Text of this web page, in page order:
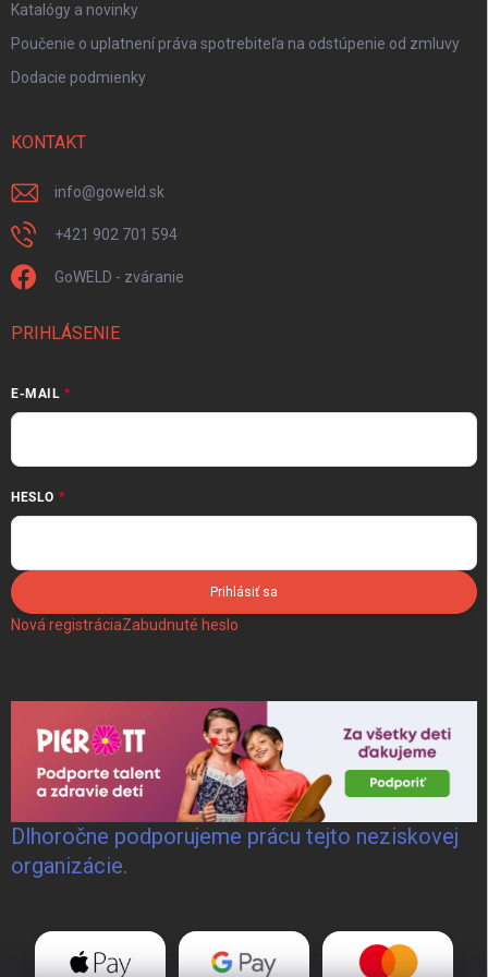
Katalógy a novinky
Poučenie o uplatnení práva spotrebiteľa na odstúpenie od zmluvy
Dodacie podmienky
KONTAKT
info@goweld.sk
+421 902 701 594
GoWELD - zváranie
PRIHLÁSENIE
E-MAIL
HESLO
Prihlásiť sa
Nová registráciaZabudnuté heslo
Dlhoročne podporujeme prácu tejto neziskovej
organizácie.